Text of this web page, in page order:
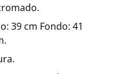
39 cm Fondo: 41